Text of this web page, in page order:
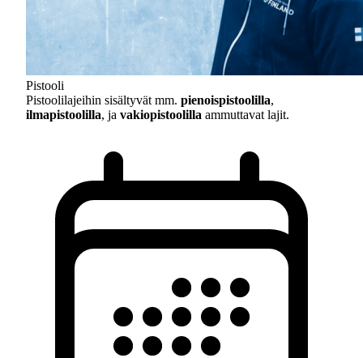
Pistooli
Pistoolilajeihin sisältyvät mm. pienoispistoolilla,
ilmapistoolilla, ja vakiopistoolilla ammuttavat lajit.